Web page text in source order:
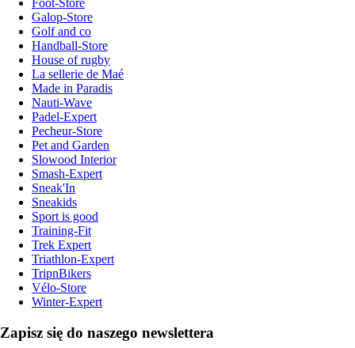
Galop-Store
Golf and co
Handball-Store
House of rugby
La sellerie de Maé
Made in Paradis
Nauti-Wave
Padel-Expert
Pecheur-Store
Pet and Garden
Slowood Interior
Smash-Expert
Sneak'In
Sneakids
Sport is good
Training-Fit
Trek Expert
Triathlon-Expert
TripnBikers
Vélo-Store
Winter-Expert
Zapisz się do naszego newslettera